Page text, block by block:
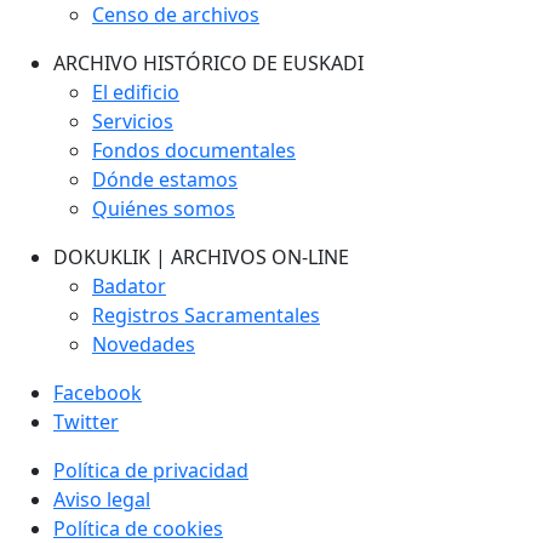
Censo de archivos
ARCHIVO HISTÓRICO DE EUSKADI
El edificio
Servicios
Fondos documentales
Dónde estamos
Quiénes somos
DOKUKLIK | ARCHIVOS ON-LINE
Badator
Registros Sacramentales
Novedades
Facebook
Twitter
Política de privacidad
Aviso legal
Política de cookies